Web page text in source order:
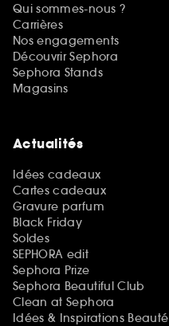
Qui sommes-nous ?
Carrières
Nos engagements
Découvrir Sephora
Sephora Stands
Magasins
Actualités
Idées cadeaux
Cartes cadeaux
Gravure parfum
Black Friday
Soldes
SEPHORA edit
Sephora Prize
Sephora Beautiful Club
Clean at Sephora
Idées & Inspirations Beauté